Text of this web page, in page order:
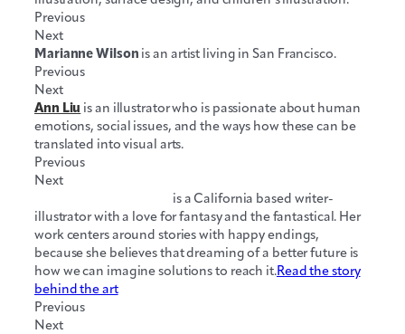
Previous
Next
Marianne Wilson is an artist living in San Francisco.
Previous
Next
Ann Liu is an illustrator who is passionate about human
emotions, social issues, and the ways how these can be
translated into visual arts.
Previous
Next
is a California based writer-
illustrator with a love for fantasy and the fantastical. Her
work centers around stories with happy endings,
because she believes that dreaming of a better future is
how we can imagine solutions to reach it.Read the story
behind the art
Previous
Next